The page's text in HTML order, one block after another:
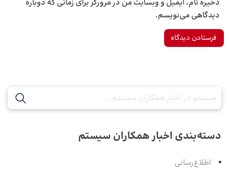
ذخیره نام، ایمیل و وبسایت من در مرورگر برای زمانی که دوباره
دیدگاهی می‌نویسم.
دسته‌بندی اخبار همکاران سیستم
اطلاع‌رسانی